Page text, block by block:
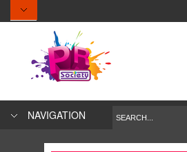
NAVIGATION